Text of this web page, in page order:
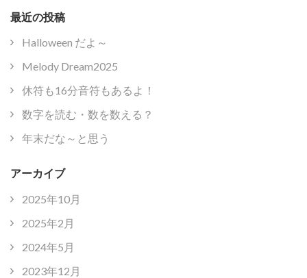
最近の投稿
Halloween だよ～
Melody Dream2025
休符も16分音符もあるよ！
数字を読む・数を数える？
年末だな～と思う
アーカイブ
2025年10月
2025年2月
2024年5月
2023年12月